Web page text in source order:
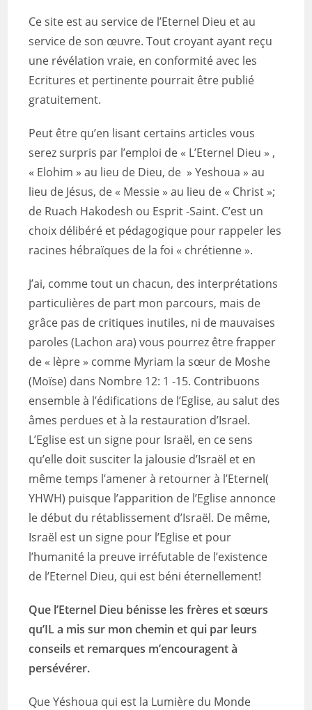
Ce site est au service de l’Eternel Dieu et au
service de son œuvre. Tout croyant ayant reçu
une révélation vraie, en conformité avec les
Ecritures et pertinente pourrait être publié
gratuitement.
Peut être qu’en lisant certains articles vous
serez surpris par l’emploi de « L’Eternel Dieu » ,
« Elohim » au lieu de Dieu, de » Yeshoua » au
lieu de Jésus, de « Messie » au lieu de « Christ »;
de Ruach Hakodesh ou Esprit -Saint. C’est un
choix délibéré et pédagogique pour rappeler les
racines hébraïques de la foi « chrétienne ».
J’ai, comme tout un chacun, des interprétations
particulières de part mon parcours, mais de
grâce pas de critiques inutiles, ni de mauvaises
paroles (Lachon ara) vous pourrez être frapper
de « lèpre » comme Myriam la sœur de Moshe
(Moïse) dans Nombre 12: 1 -15. Contribuons
ensemble à l’édifications de l’Eglise, au salut des
âmes perdues et à la restauration d’Israel.
L’Eglise est un signe pour Israël, en ce sens
qu’elle doit susciter la jalousie d’Israël et en
même temps l’amener à retourner à l’Eternel(
YHWH) puisque l’apparition de l’Eglise annonce
le début du rétablissement d’Israël. De même,
Israël est un signe pour l’Eglise et pour
l’humanité la preuve irréfutable de l’existence
de l’Eternel Dieu, qui est béni éternellement!
Que l’Eternel Dieu bénisse les frères et sœurs
qu’IL a mis sur mon chemin et qui par leurs
conseils et remarques m’encouragent à
persévérer.
Que Yéshoua qui est la Lumière du Monde